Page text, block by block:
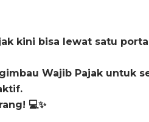
kini bisa lewat satu
Wajib Pajak untuk
💻✨